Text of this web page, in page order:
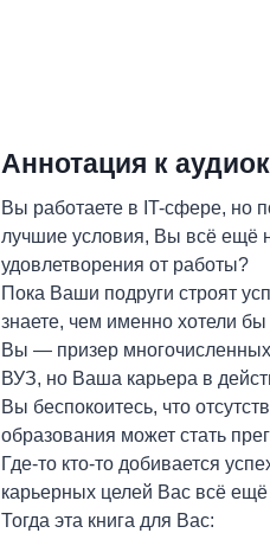
Аннотация к
Вы работаете в IT-сфере, но
лучшие условия, Вы всё ещё
удовлетворения от работы?
Пока Ваши подруги строят
знаете, чем именно хотели
Вы — призер
ВУЗ, но Ваша карьера в
Вы беспокоитесь, что
образования может стать
Где-то кто-то добивается
карьерных целей Вас всё ещё
Тогда эта книга для Вас: